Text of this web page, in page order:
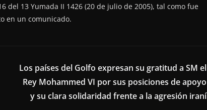
del 13 Yumada II 1426 (20 de julio de 2005), tal como fue
en un comunicado.
Los países del Golfo expresan su gratitud a SM el
Rey Mohammed VI por sus posiciones de apoyo
y su clara solidaridad frente a la agresión iraní